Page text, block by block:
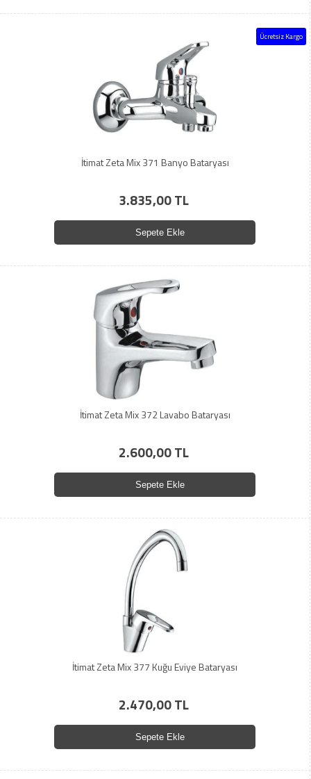
Ücretsiz Kargo
İtimat Zeta Mix 371 Banyo Bataryası
3.835,00 TL
Sepete Ekle
İtimat Zeta Mix 372 Lavabo Bataryası
2.600,00 TL
Sepete Ekle
İtimat Zeta Mix 377 Kuğu Eviye Bataryası
2.470,00 TL
Sepete Ekle